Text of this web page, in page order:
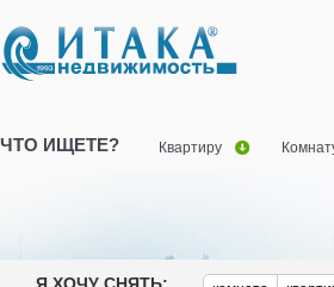
ЧТО ИЩЕТЕ? Квартиру